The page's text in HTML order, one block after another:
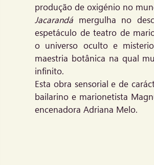
produção de oxigénio no
Jacarandá mergulha no
espetáculo de teatro de
o universo oculto e
maestria botânica na qual
infinito.
Esta obra sensorial e de
bailarino e marionetista
encenadora Adriana Melo.